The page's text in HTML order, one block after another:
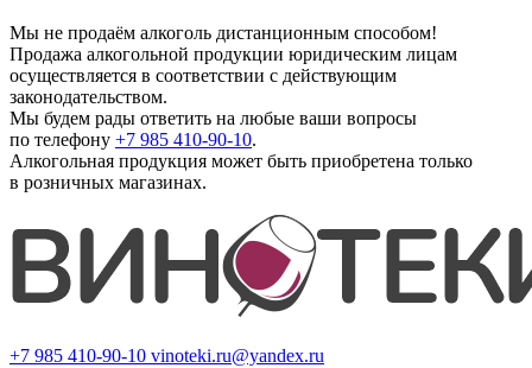
Мы не продаём алкоголь дистанционным способом!
Продажа алкогольной продукции юридическим лицам
осуществляется в соответствии с действующим
законодательством.
Мы будем рады ответить на любые ваши вопросы
по телефону +7 985 410-90-10.
Алкогольная продукция может быть приобретена только
в розничных магазинах.
+7 985 410-90-10 vinoteki.ru@yandex.ru